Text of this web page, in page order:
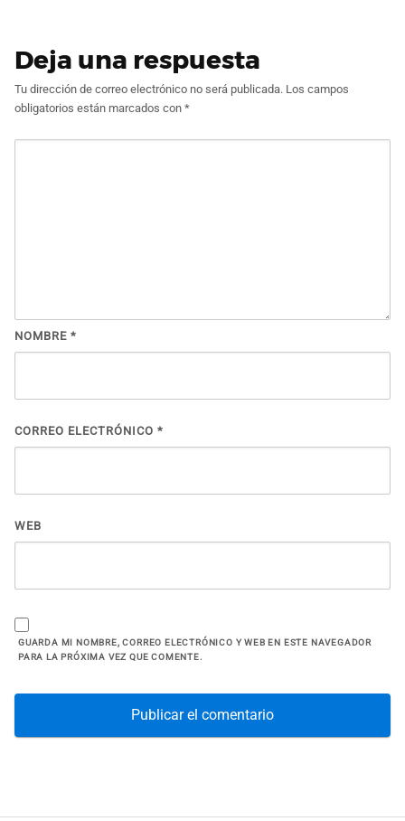
Deja una respuesta
Tu dirección de correo electrónico no será publicada. Los campos
obligatorios están marcados con *
NOMBRE *
CORREO ELECTRÓNICO *
WEB
GUARDA MI NOMBRE, CORREO ELECTRÓNICO Y WEB EN ESTE NAVEGADOR
PARA LA PRÓXIMA VEZ QUE COMENTE.